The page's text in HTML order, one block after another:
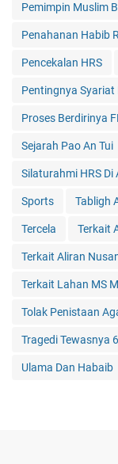
Pemimpin Muslim
Penahanan Habib
Pencekalan HRS
Pentingnya Syariat
Proses Berdirinya
Sejarah Pao An Tui
Silaturahmi HRS Di
Sports Tabligh
Tercela Terkait
Terkait Aliran
Terkait Lahan MS
Tolak Penistaan
Tragedi Tewasnya
Ulama Dan Habaib